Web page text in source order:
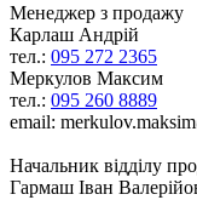
Менеджер з продажу
Карлаш Андрій
тел.: 095 272 2365
Меркулов Максим
тел.: 095 260 8889
email:
Начальник відділу
Гармаш Іван